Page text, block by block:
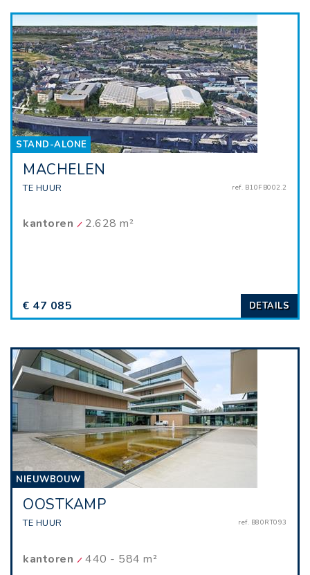
STAND-ALONE
MACHELEN
TE HUUR ref. B10FB002.2
kantoren 2.628 m²
€ 47 085 DETAILS
NIEUWBOUW
OOSTKAMP
TE HUUR ref. B80RT093
kantoren 440 - 584 m²